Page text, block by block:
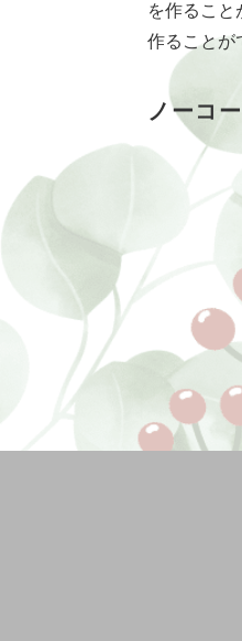
を作ること
作ることが
ノーコ